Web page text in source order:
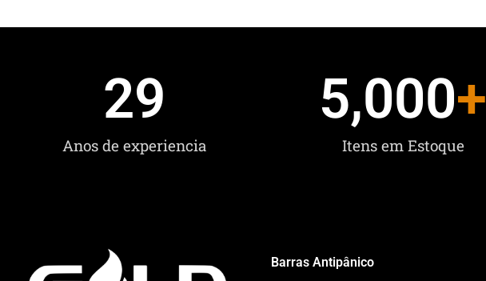
Anos de experiencia
29
Itens em Estoque
5,000+
Barras Antipânico